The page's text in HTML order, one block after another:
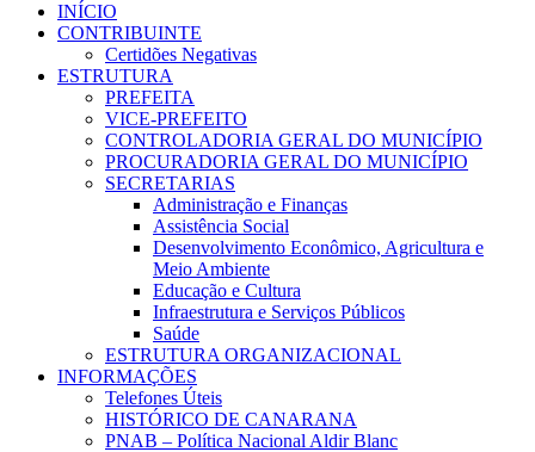
INÍCIO
CONTRIBUINTE
Certidões Negativas
ESTRUTURA
PREFEITA
VICE-PREFEITO
CONTROLADORIA GERAL DO MUNICÍPIO
PROCURADORIA GERAL DO MUNICÍPIO
SECRETARIAS
Administração e Finanças
Assistência Social
Desenvolvimento Econômico, Agricultura e
Meio Ambiente
Educação e Cultura
Infraestrutura e Serviços Públicos
Saúde
ESTRUTURA ORGANIZACIONAL
INFORMAÇÕES
Telefones Úteis
HISTÓRICO DE CANARANA
PNAB – Política Nacional Aldir Blanc